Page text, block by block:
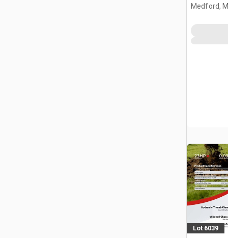
Medford,
Lot 6039